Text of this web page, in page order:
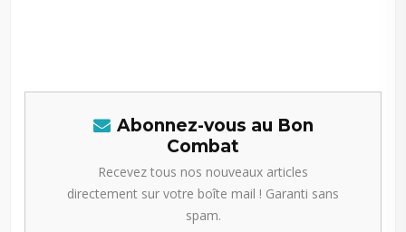
Abonnez-vous au Bon
Combat
Recevez tous nos nouveaux articles
directement sur votre boîte mail ! Garanti sans
spam.